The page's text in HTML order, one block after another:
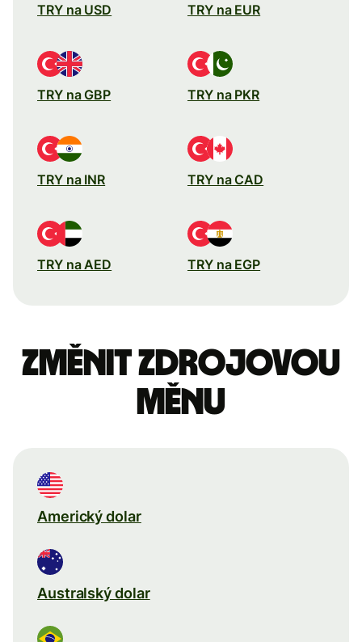
TRY na USD TRY na EUR
TRY na GBP TRY na PKR
TRY na INR TRY na CAD
TRY na AED TRY na EGP
Změnit zdrojovou
měnu
Americký dolar
Australský dolar